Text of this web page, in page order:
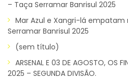
– Taça Serramar Banrisul 2025
Mar Azul e Xangri-lá empatam
Serramar Banrisul 2025
(sem título)
ARSENAL E 03 DE AGOSTO, OS
2025 – SEGUNDA DIVISÃO.